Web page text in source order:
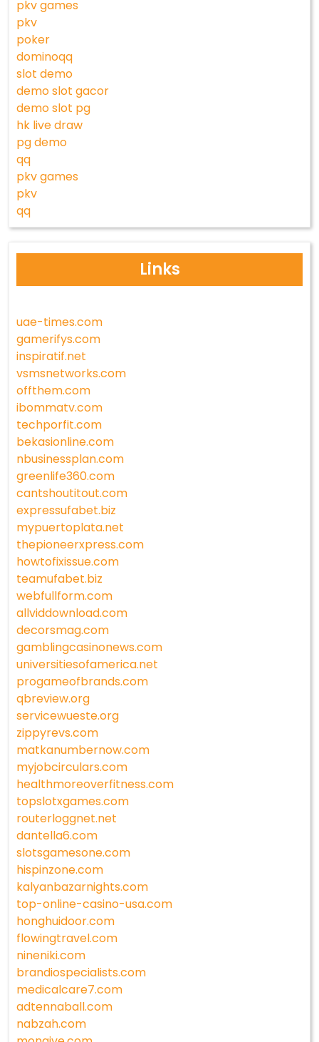
pkv games
pkv
poker
dominoqq
slot demo
demo slot gacor
demo slot pg
hk live draw
pg demo
qq
pkv games
pkv
qq
Links
uae-times.com
gamerifys.com
inspiratif.net
vsmsnetworks.com
offthem.com
ibommatv.com
techporfit.com
bekasionline.com
nbusinessplan.com
greenlife360.com
cantshoutitout.com
expressufabet.biz
mypuertoplata.net
thepioneerxpress.com
howtofixissue.com
teamufabet.biz
webfullform.com
allviddownload.com
decorsmag.com
gamblingcasinonews.com
universitiesofamerica.net
progameofbrands.com
qbreview.org
servicewueste.org
zippyrevs.com
matkanumbernow.com
myjobcirculars.com
healthmoreoverfitness.com
topslotxgames.com
routerloggnet.net
dantella6.com
slotsgamesone.com
hispinzone.com
kalyanbazarnights.com
top-online-casino-usa.com
honghuidoor.com
flowingtravel.com
nineniki.com
brandiospecialists.com
medicalcare7.com
adtennaball.com
nabzah.com